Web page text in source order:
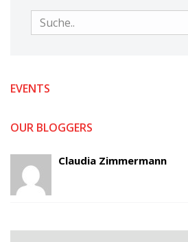
Suche
EVENTS
OUR BLOGGERS
Claudia Zimmermann